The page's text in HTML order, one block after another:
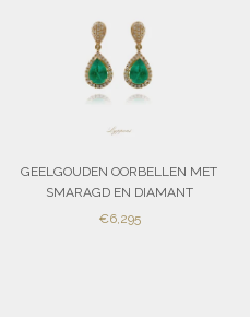
GEELGOUDEN OORBELLEN MET
SMARAGD EN DIAMANT
SALE
€6,295